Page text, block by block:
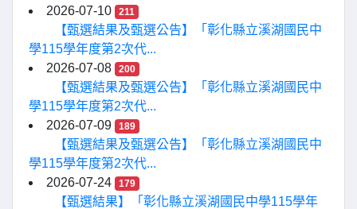
2026-07-10
211
【甄選結果及甄選公告】「彰化縣立溪湖國民中
學115學年度第2次代...
2026-07-08
200
【甄選結果及甄選公告】「彰化縣立溪湖國民中
學115學年度第2次代...
2026-07-09
189
【甄選結果及甄選公告】「彰化縣立溪湖國民中
學115學年度第2次代...
2026-07-24
179
【甄選結果】「彰化縣立溪湖國民中學115學年